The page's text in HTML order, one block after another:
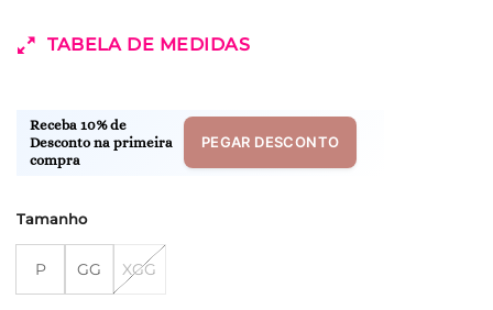
TABELA DE MEDIDAS
Receba 10% de
Desconto na primeira
compra
PEGAR DESCONTO
Tamanho
P GG XGG